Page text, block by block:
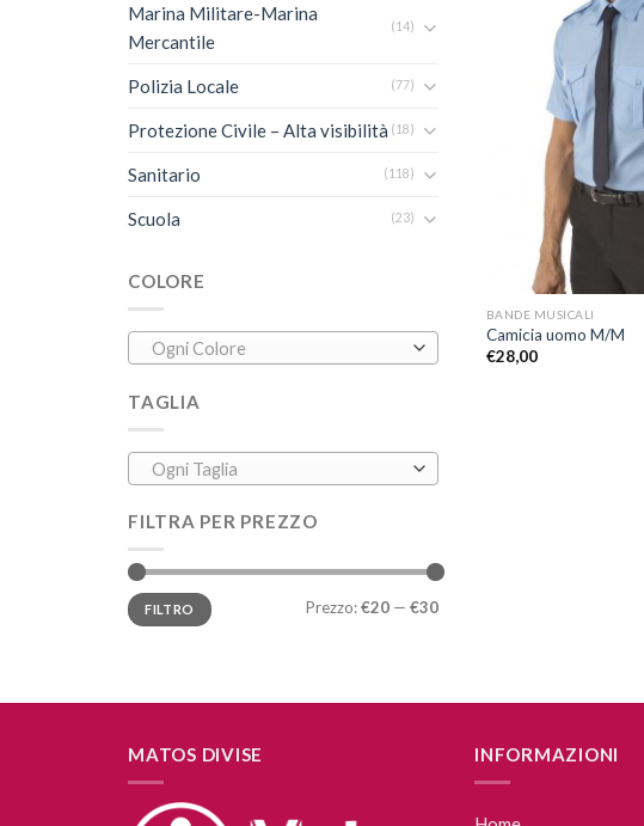
Marina Militare-Marina
Mercantile
(14)
Polizia Locale (77)
Protezione Civile – Alta visibilità (18)
Sanitario (118)
Scuola (23)
COLORE
Ogni Colore
TAGLIA
Ogni Taglia
FILTRA PER PREZZO
FILTRO Prezzo:€20 — €30
BANDE MUSICALI
Camicia uomo M/M
€28,00
MATOS DIVISE INFORMAZIONI